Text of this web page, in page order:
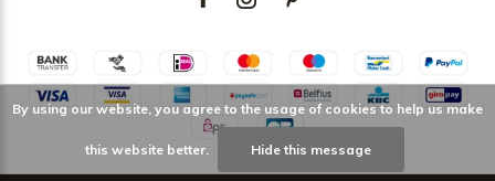
By using our website, you agree to the usage of cookies to help us make
this website better. Hide this message